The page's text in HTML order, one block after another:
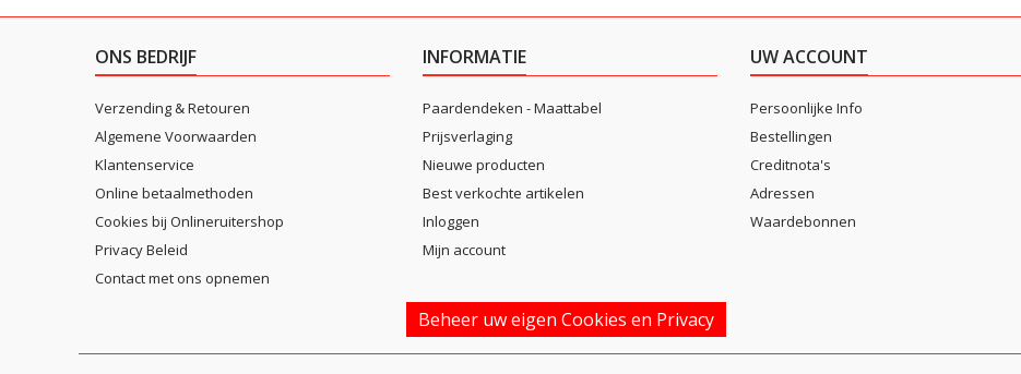
ONS BEDRIJF
Verzending & Retouren
Algemene Voorwaarden
Klantenservice
Online betaalmethoden
Cookies bij Onlineruitershop
Privacy Beleid
Contact met ons opnemen
INFORMATIE
Paardendeken - Maattabel
Prijsverlaging
Nieuwe producten
Best verkochte artikelen
Inloggen
Mijn account
UW ACCOUNT
Persoonlijke Info
Bestellingen
Creditnota's
Adressen
Waardebonnen
Beheer uw eigen Cookies en Privacy